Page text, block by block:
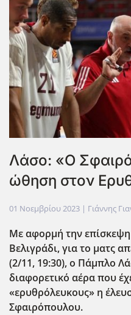
Λάσο: «Ο
ώθηση στον
01 Νοεμβρίου 2023 | Γιάννης
Με αφορμή την
Βελιγράδι, για το ματς
(2/11, 19:30), ο Πάμπλο
διαφορετικό αέρα που
«ερυθρόλευκους» η
Σφαιρόπουλου.